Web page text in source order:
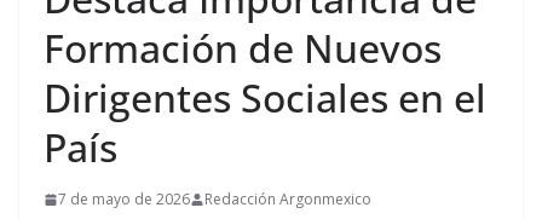
Formación de Nuevos
Dirigentes Sociales en el
País
7 de mayo de 2026 Redacción Argonmexico